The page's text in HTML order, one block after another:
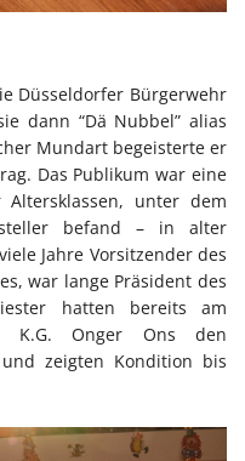
Düsseldorfer Bürgerwehr
dann “Dä Nubbel” alias
Mundart begeisterte er
Das Publikum war eine
Altersklassen, unter dem
befand – in alter
Jahre Vorsitzender des
war lange Präsident des
hatten bereits am
K.G. Onger Ons den
zeigten Kondition bis